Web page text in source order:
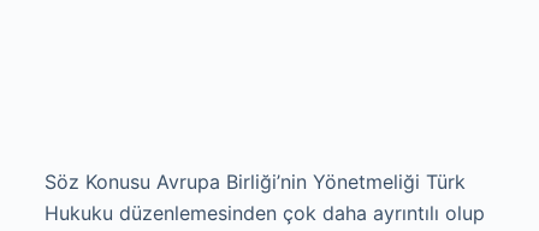
Söz Konusu Avrupa Birliği’nin Yönetmeliği Türk
Hukuku düzenlemesinden çok daha ayrıntılı olup